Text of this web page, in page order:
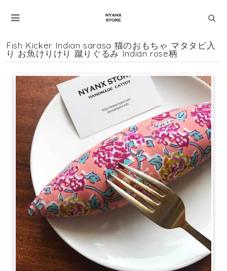
Fish Kicker Indian sarasa 猫のおもちゃ マタタビ入
り お魚けりけり 蹴りぐるみ Indian rose柄